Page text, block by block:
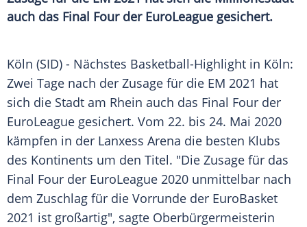
auch das Final Four der EuroLeague gesichert.
Köln (SID) - Nächstes Basketball-Highlight in Köln:
Zwei Tage nach der Zusage für die EM 2021 hat
sich die Stadt am Rhein auch das Final Four der
EuroLeague gesichert. Vom 22. bis 24. Mai 2020
kämpfen in der Lanxess Arena die besten Klubs
des Kontinents um den Titel. "Die Zusage für das
Final Four der EuroLeague 2020 unmittelbar nach
dem Zuschlag für die Vorrunde der EuroBasket
2021 ist großartig", sagte Oberbürgermeisterin